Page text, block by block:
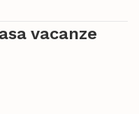
vacanze